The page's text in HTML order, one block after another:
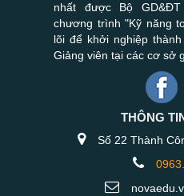
nhất được Bộ
chương trình "Kỹ năng
lõi để khởi nghiệp
Giảng viên tại các cơ sở
THÔNG
Số 22 Thành